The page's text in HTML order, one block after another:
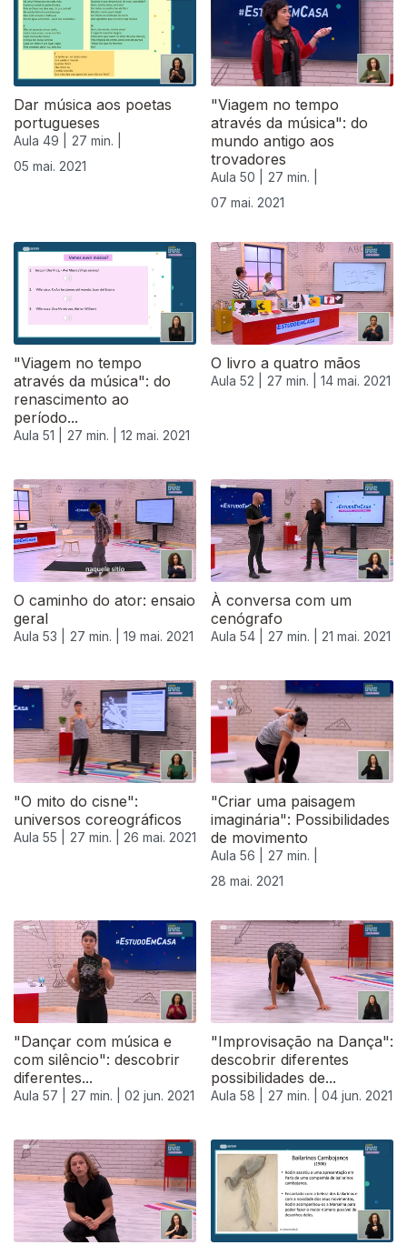
Dar música aos poetas
portugueses
Aula 49 |
27 min. |
05 mai. 2021
"Viagem no tempo
através da música": do
mundo antigo aos
trovadores
Aula 50 |
27 min. |
07 mai. 2021
"Viagem no tempo
através da música": do
renascimento ao
período...
Aula 51 | 27 min. | 12 mai. 2021
O livro a quatro mãos
Aula 52 | 27 min. | 14 mai. 2021
O caminho do ator: ensaio
geral
Aula 53 | 27 min. | 19 mai. 2021
À conversa com um
cenógrafo
Aula 54 | 27 min. | 21 mai. 2021
"O mito do cisne":
universos coreográficos
Aula 55 | 27 min. | 26 mai. 2021
"Criar uma paisagem
imaginária": Possibilidades
de movimento
Aula 56 |
27 min. |
28 mai. 2021
"Dançar com música e
com silêncio": descobrir
diferentes...
Aula 57 | 27 min. | 02 jun. 2021
"Improvisação na Dança":
descobrir diferentes
possibilidades de...
Aula 58 | 27 min. | 04 jun. 2021
550535